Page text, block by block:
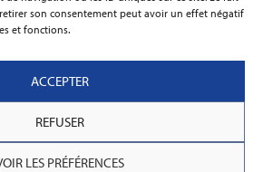
son consentement peut avoir un effet négatif
et fonctions.
ACCEPTER
REFUSER
LES PRÉFÉRENCES